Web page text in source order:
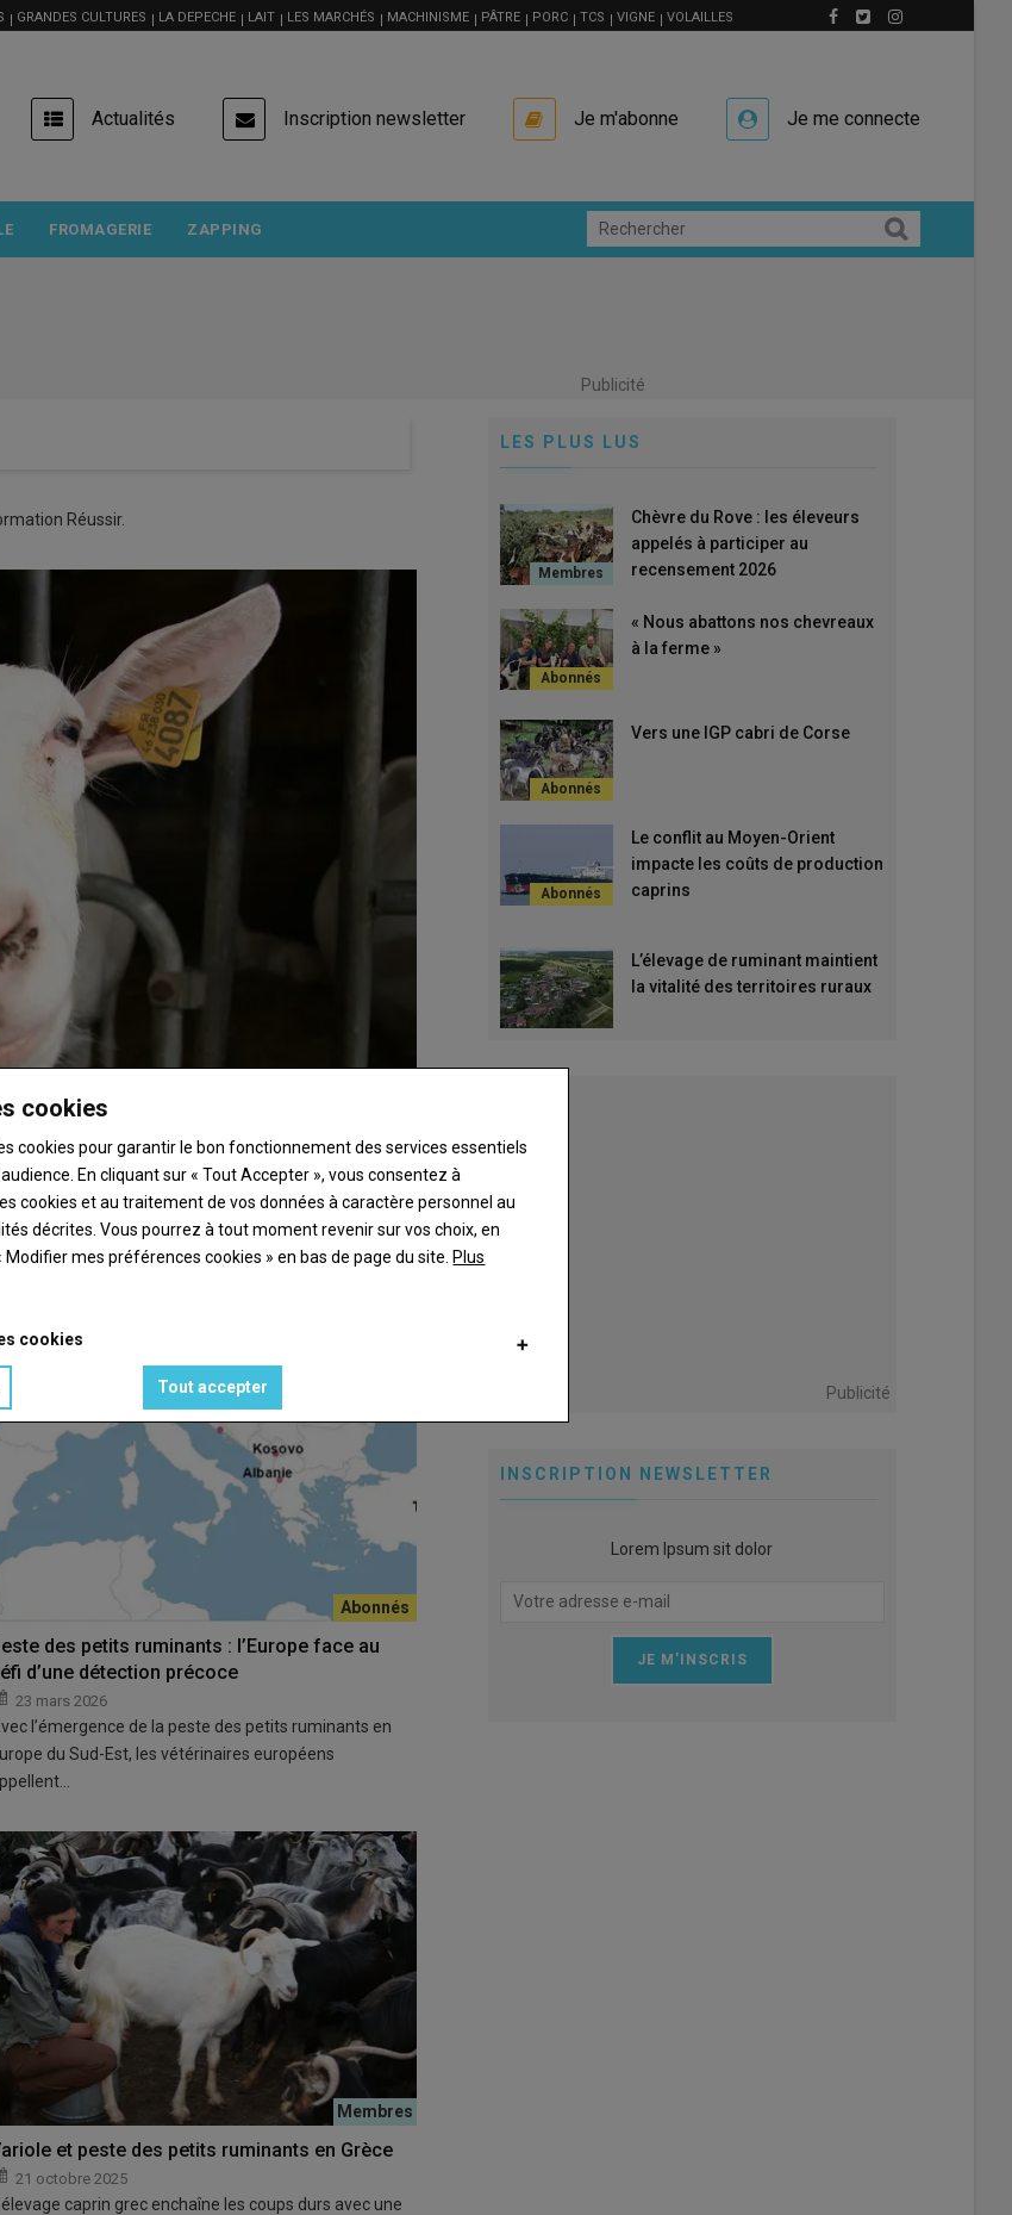
GRANDES CULTURES LA DEPECHE LAIT LES MARCHÉS MACHINISME PÂTRE PORC TCS VIGNE VOLAILLES
Actualités Inscription newsletter Je m'abonne Je me connecte
FROMAGERIE ZAPPING
Publicité
Réussir.
sanitaires en élevage caprin.…
des petits ruminants : l’Europe face au
d’une détection précoce
23 mars 2026
l’émergence de la peste des petits ruminants en
du Sud-Est, les vétérinaires européens
et peste des petits ruminants en Grèce
21 octobre 2025
caprin grec enchaîne les coups durs avec une
LES PLUS LUS
Chèvre du Rove : les éleveurs
appelés à participer au
recensement 2026
« Nous abattons nos chevreaux
à la ferme »
Vers une IGP cabri de Corse
Le conflit au Moyen-Orient
impacte les coûts de production
caprins
L’élevage de ruminant maintient
la vitalité des territoires ruraux
Publicité
INSCRIPTION NEWSLETTER
Lorem Ipsum sit dolor
cookies
cookies pour garantir le bon fonctionnement des services essentiels
En cliquant sur « Tout Accepter », vous consentez à
cookies et au traitement de vos données à caractère personnel au
décrites. Vous pourrez à tout moment revenir sur vos choix, en
Modifier mes préférences cookies » en bas de page du site. Plus
cookies
Tout accepter